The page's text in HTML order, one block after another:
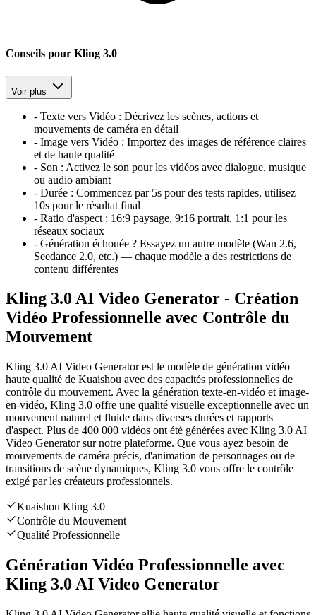
Conseils pour Kling 3.0
Voir plus
- Texte vers Vidéo : Décrivez les scènes, actions et
mouvements de caméra en détail
- Image vers Vidéo : Importez des images de référence claires
et de haute qualité
- Son : Activez le son pour les vidéos avec dialogue, musique
ou audio ambiant
- Durée : Commencez par 5s pour des tests rapides, utilisez
10s pour le résultat final
- Ratio d'aspect : 16:9 paysage, 9:16 portrait, 1:1 pour les
réseaux sociaux
- Génération échouée ? Essayez un autre modèle (Wan 2.6,
Seedance 2.0, etc.) — chaque modèle a des restrictions de
contenu différentes
Kling 3.0 AI Video Generator - Création
Vidéo Professionnelle avec Contrôle du
Mouvement
Kling 3.0 AI Video Generator est le modèle de génération vidéo
haute qualité de Kuaishou avec des capacités professionnelles de
contrôle du mouvement. Avec la génération texte-en-vidéo et image-
en-vidéo, Kling 3.0 offre une qualité visuelle exceptionnelle avec un
mouvement naturel et fluide dans diverses durées et rapports
d'aspect. Plus de 400 000 vidéos ont été générées avec Kling 3.0 AI
Video Generator sur notre plateforme. Que vous ayez besoin de
mouvements de caméra précis, d'animation de personnages ou de
transitions de scène dynamiques, Kling 3.0 vous offre le contrôle
exigé par les créateurs professionnels.
Kuaishou Kling 3.0
Contrôle du Mouvement
Qualité Professionnelle
Génération Vidéo Professionnelle avec
Kling 3.0 AI Video Generator